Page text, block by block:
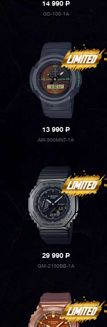
14 990P
GD-100-1A
13 990P
AW-500MNT-1A
29 990P
GM-2100BB-1A